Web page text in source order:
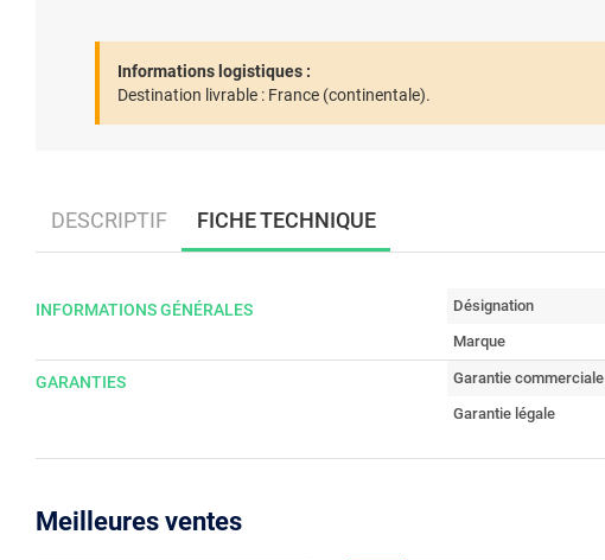
Informations logistiques :
Destination livrable : France (continentale).
DESCRIPTIF FICHE TECHNIQUE
INFORMATIONS GÉNÉRALES Désignation
Marque
GARANTIES Garantie commerciale
Garantie légale
Meilleures ventes